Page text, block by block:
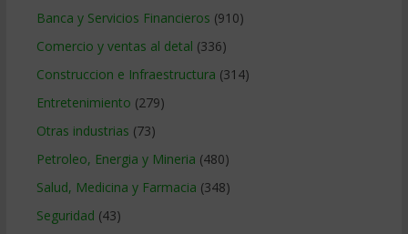
Banca y Servicios Financieros (910)
Comercio y ventas al detal (336)
Construccion e Infraestructura (314)
Entretenimiento (279)
Otras industrias (73)
Petroleo, Energia y Mineria (480)
Salud, Medicina y Farmacia (348)
Seguridad (43)